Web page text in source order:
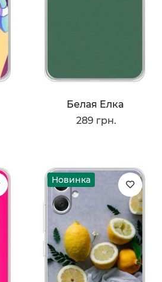
Белая Елка
289 грн.
Новинка